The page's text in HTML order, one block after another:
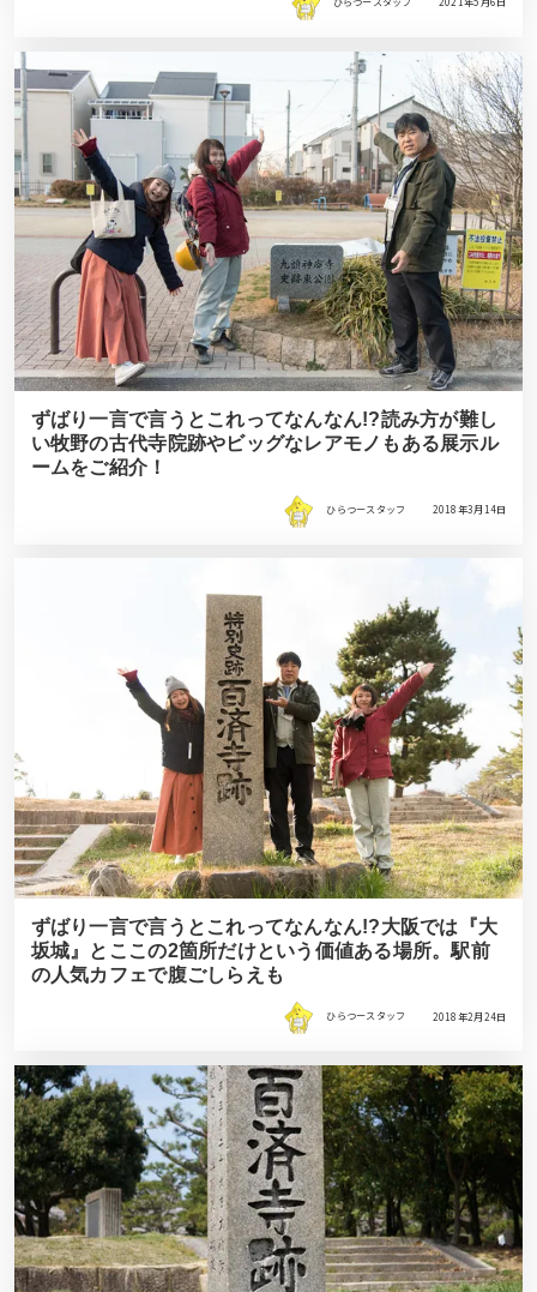
ずばり一言で言うとこれってなんなん!?読み方が難し
い牧野の古代寺院跡やビッグなレアモノもある展示ル
ームをご紹介！
ひらつースタッフ 2018年3月14日
ずばり一言で言うとこれってなんなん!?大阪では『大
坂城』とここの2箇所だけという価値ある場所。駅前
の人気カフェで腹ごしらえも
ひらつースタッフ 2018年2月24日